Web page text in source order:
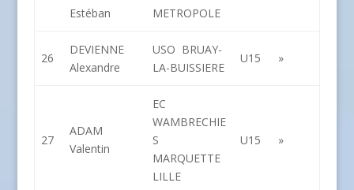
Estéban
METROPOLE
26
DEVIENNE
Alexandre
USO BRUAY-
LA-BUISSIERE
U15 »
27
ADAM
Valentin
EC
WAMBRECHIE
S
MARQUETTE
LILLE
U15 »